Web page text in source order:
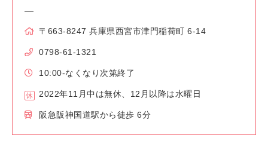
〒663-8247 兵庫県西宮市津門稲荷町 6-14
0798-61-1321
10:00-なくなり次第終了
2022年11月中は無休、12月以降は水曜日
阪急阪神国道駅から徒歩 6分